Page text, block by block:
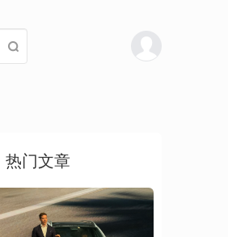
热门文章